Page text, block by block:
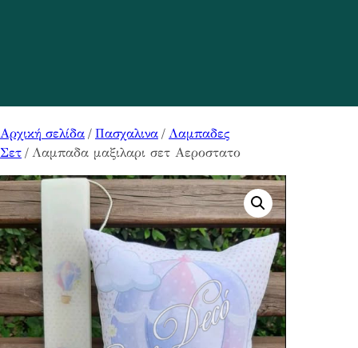
Αρχική σελίδα / Πασχαλινα / Λαμπαδες
Σετ / Λαμπαδα μαξιλαρι σετ Αεροστατο